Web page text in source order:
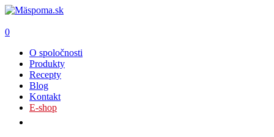
0
O spoločnosti
Produkty
Recepty
Blog
Kontakt
E-shop